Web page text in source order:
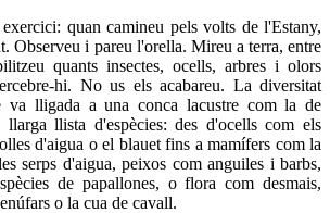
quan camineu pels volts de l'Estany,
Observeu i pareu l'orella. Mireu a terra, entre
quants insectes, ocells, arbres i olors
hi. No us els acabareu. La diversitat
va lligada a una conca lacustre com la de
llista d'espècies: des d'ocells com els
d'aigua o el blauet fins a mamífers com la
serps d'aigua, peixos com anguiles i barbs,
de papallones, o flora com desmais,
o la cua de cavall.